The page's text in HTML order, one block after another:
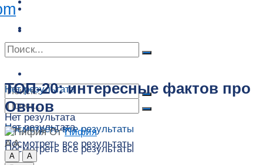
Контакты
Нет результата
Посмотреть все результаты
Сонник
Нет результата
Посмотреть все результаты
Нет результата
Посмотреть все результаты
ТОП-20: интересные фактов про
Овнов
От Пифия
A A
A
A